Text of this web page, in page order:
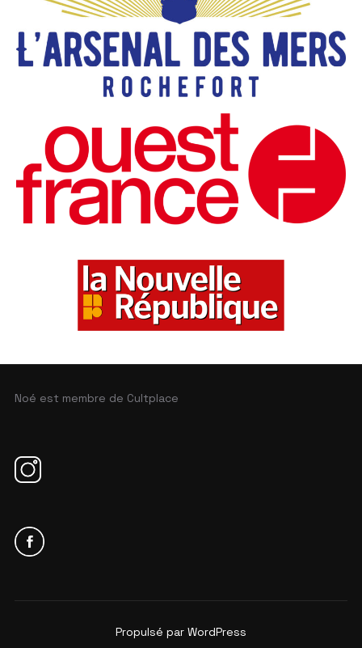
Noé est membre de Cultplace
Propulsé par WordPress